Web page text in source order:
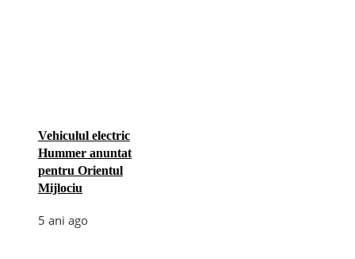
Vehiculul electric
Hummer anuntat
pentru Orientul
Mijlociu
5 ani ago